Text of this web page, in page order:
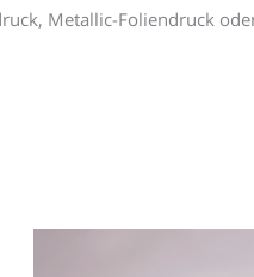
Metallic-Foliendruck